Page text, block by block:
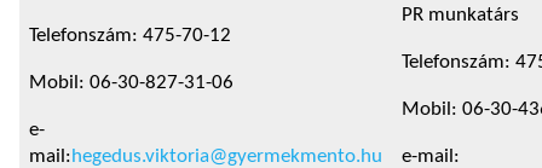
Telefonszám: 475-70-12
Mobil: 06-30-827-31-06
e-
mail:hegedus.viktoria@gyermekmento.hu
PR munkatárs
Telefonszám:
Mobil: 06-30-
e-mail: